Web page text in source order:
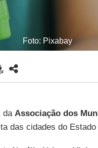
Foto: Pixabay
da Associação dos
das cidades do